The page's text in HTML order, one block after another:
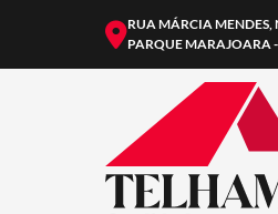
RUA MÁRCIA MENDES,
PARQUE MARAJOARA